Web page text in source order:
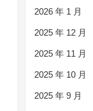
2026 年 1 月
2025 年 12 月
2025 年 11 月
2025 年 10 月
2025 年 9 月